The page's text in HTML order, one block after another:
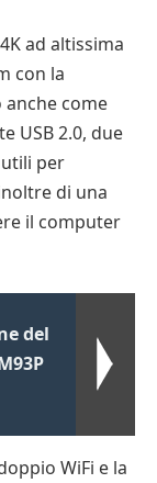
ad altissima
con la
anche come
USB 2.0, due
per
di una
il computer
del
WiFi e la